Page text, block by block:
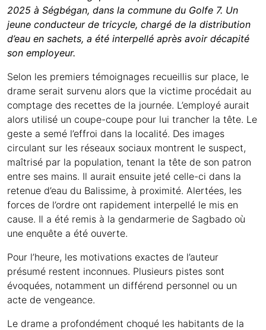
2025 à Ségbégan, dans la commune du Golfe 7. Un
jeune conducteur de tricycle, chargé de la distribution
d’eau en sachets, a été interpellé après avoir décapité
son employeur.
Selon les premiers témoignages recueillis sur place, le
drame serait survenu alors que la victime procédait au
comptage des recettes de la journée. L’employé aurait
alors utilisé un coupe-coupe pour lui trancher la tête. Le
geste a semé l’effroi dans la localité. Des images
circulant sur les réseaux sociaux montrent le suspect,
maîtrisé par la population, tenant la tête de son patron
entre ses mains. Il aurait ensuite jeté celle-ci dans la
retenue d’eau du Balissime, à proximité. Alertées, les
forces de l’ordre ont rapidement interpellé le mis en
cause. Il a été remis à la gendarmerie de Sagbado où
une enquête a été ouverte.
Pour l’heure, les motivations exactes de l’auteur
présumé restent inconnues. Plusieurs pistes sont
évoquées, notamment un différend personnel ou un
acte de vengeance.
Le drame a profondément choqué les habitants de la